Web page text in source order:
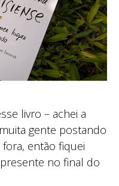
livro – achei a
gente postando
então fiquei
no final do